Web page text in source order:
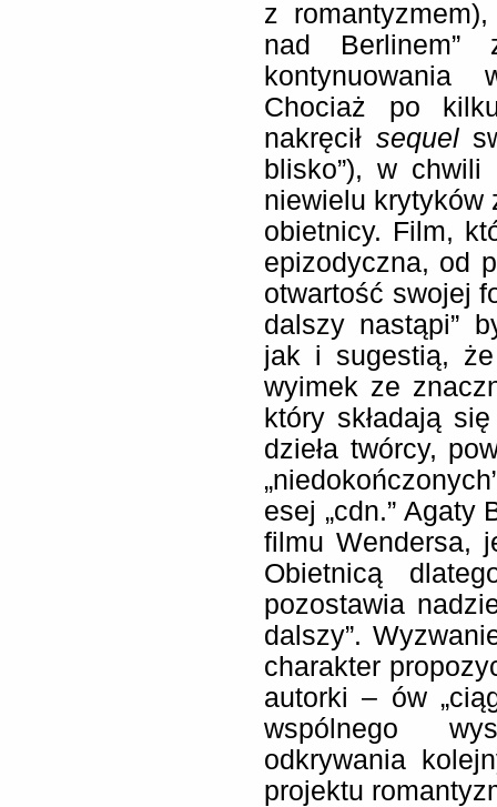
z
nad Berlinem”
Chociaż po
nakręcił sequel
blisko”), w chwili
niewielu krytyków
obietnicy. Film,
epizodyczna, od
otwartość swojej
dalszy nastąpi”
jak i sugestią,
wyimek ze
który składają
dzieła twórcy,
esej „cdn.” Agaty
filmu Wendersa,
Obietnicą
pozostawia
dalszy”.
charakter
autorki – ów
wspólnego
odkrywania
projektu